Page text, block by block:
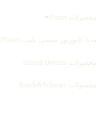
محصولات Planet
مدیا کانورتور صنعتی پلنت (Planet)
محصولات Analog Devices
محصولات Rohde&Schwarz